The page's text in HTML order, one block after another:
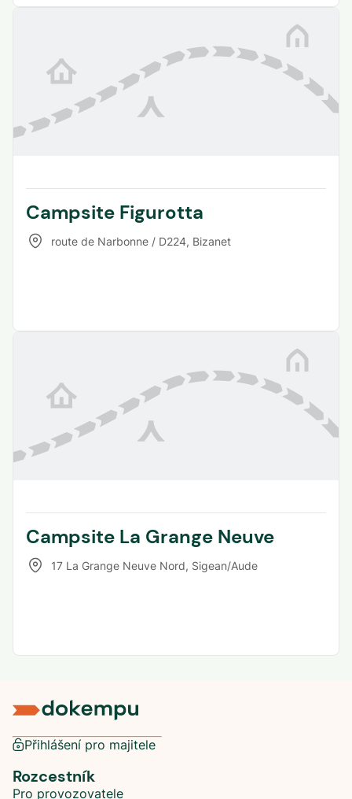
Campsite Figurotta
route de Narbonne / D224, Bizanet
Campsite La Grange Neuve
17 La Grange Neuve Nord, Sigean/Aude
Přihlášení pro majitele
Rozcestník
Pro provozovatele